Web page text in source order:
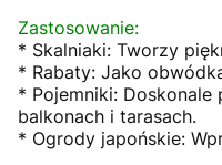
Zastosowanie:
* Skalniaki: Tworzy
* Rabaty: Jako
* Pojemniki: Doskonale
balkonach i tarasach.
* Ogrody japońskie: